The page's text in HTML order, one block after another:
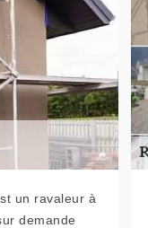
un ravaleur à
demande